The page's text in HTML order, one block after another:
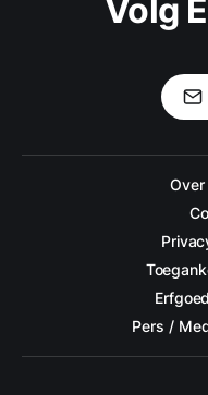
Volg
Pers /